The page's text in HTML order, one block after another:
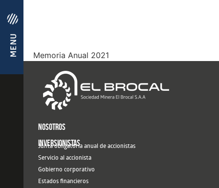
Memoria Anual 2021
NOSOTROS
INVERSIONISTAS
Junta obligatoria anual de accionistas
Servicio al accionista
Gobierno corporativo
Estados financieros